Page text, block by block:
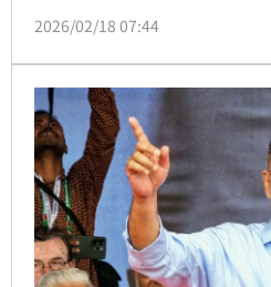
上，他未能及時閃避，當場被
的照片，也成為遺照。
2026/02/18 07:44